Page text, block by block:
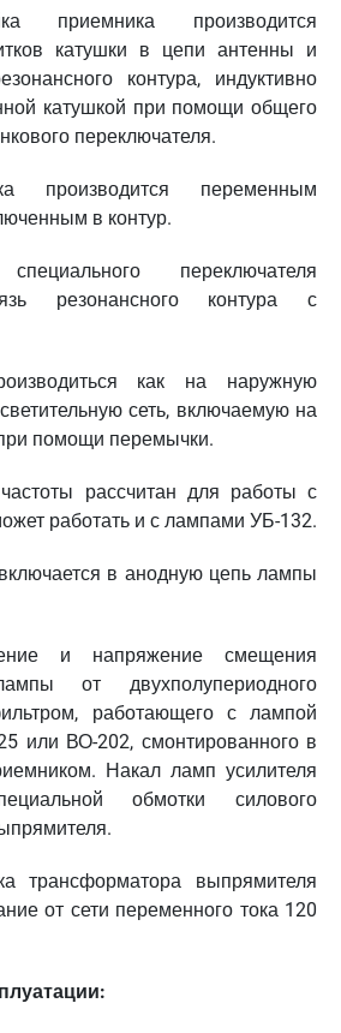
приемника производится
катушки в цепи антенны и
контура, индуктивно
катушкой при помощи общего
переключателя.
производится переменным
в контур.
переключателя
резонансного контура с
как на наружную
сеть, включаемую на
помощи перемычки.
рассчитан для работы с
работать и с лампами УБ-132.
в анодную цепь лампы
и напряжение смещения
от двухполупериодного
работающего с лампой
или ВО-202, смонтированного в
Накал ламп усилителя
обмотки силового
трансформатора выпрямителя
от сети переменного тока 120